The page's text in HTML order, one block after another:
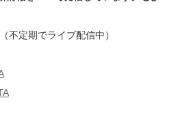
（不定期でライブ配信中）